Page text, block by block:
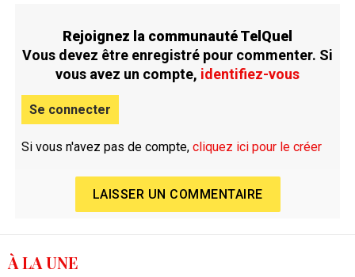
Rejoignez la communauté TelQuel
Vous devez être enregistré pour commenter. Si
vous avez un compte, identifiez-vous
Se connecter
Si vous n'avez pas de compte, cliquez ici pour le créer
LAISSER UN COMMENTAIRE
À LA UNE